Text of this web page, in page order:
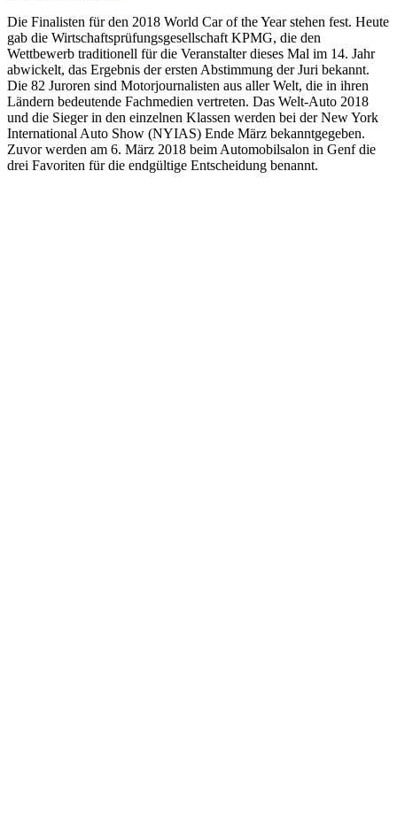
Die Finalisten für den 2018 World Car of the Year stehen fest. Heute
gab die Wirtschaftsprüfungsgesellschaft KPMG, die den
Wettbewerb traditionell für die Veranstalter dieses Mal im 14. Jahr
abwickelt, das Ergebnis der ersten Abstimmung der Juri bekannt.
Die 82 Juroren sind Motorjournalisten aus aller Welt, die in ihren
Ländern bedeutende Fachmedien vertreten. Das Welt-Auto 2018
und die Sieger in den einzelnen Klassen werden bei der New York
International Auto Show (NYIAS) Ende März bekanntgegeben.
Zuvor werden am 6. März 2018 beim Automobilsalon in Genf die
drei Favoriten für die endgültige Entscheidung benannt.